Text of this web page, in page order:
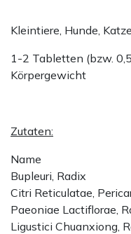
Kleintiere, Hunde,
1-2 Tabletten (bzw.
Körpergewicht
Zutaten:
Name
Bupleuri, Radix
Citri Reticulatae,
Paeoniae Lactiflorae,
Ligustici Chuanxiong,